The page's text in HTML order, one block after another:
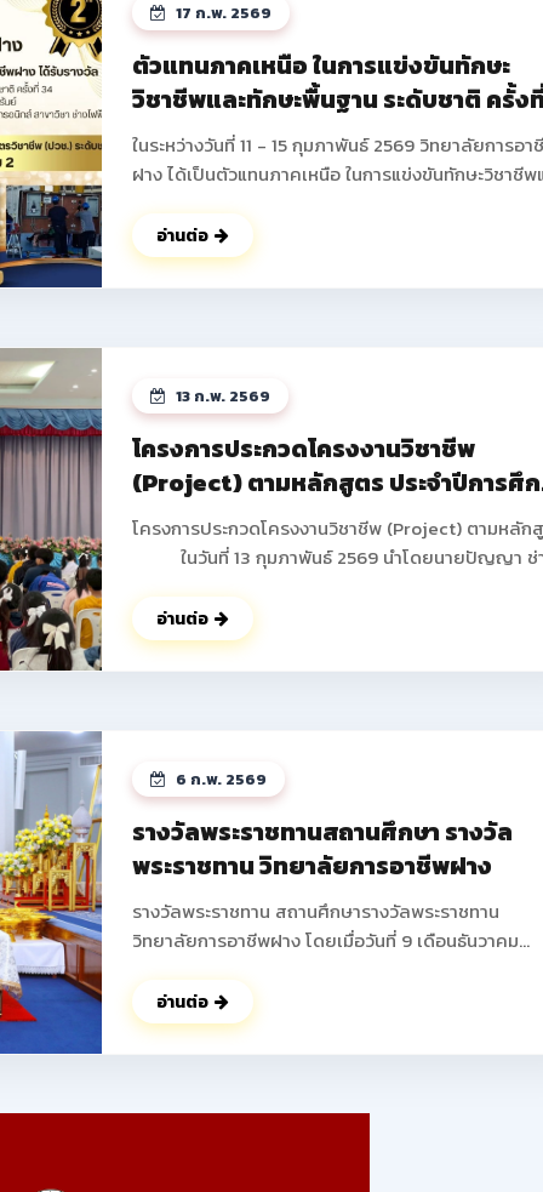
คณะผู้บริหารยังได้ร่วมบันทึกภาพกับนักเรียน นักศึกษา
ผู้ปกครองเป็นที่ระลึก ดูรูปกิจกรรมเพิ่ม
เติม >> https://drive.google.com/drive/folders/
usp=drive_link ดูรูปกิจกรรมเพิ่มเติม
>> https://photos.app.goo.gl/
17 ก.พ. 2569
ตัวแทนภาคเหนือ ในการแข่งขันทักษะ
วิชาชีพและทักษะพื้นฐาน ระดับชาติ ครั้ง
34 ประจำปีการศึกษา 2568
ในระหว่างวันที่ 11 - 15 กุมภาพันธ์ 2569 วิทยาลัยการอา
ฝาง ได้เป็นตัวแทนภาคเหนือ ในการแข่งขันทักษะวิชาชีพ
ณ จังหวัดบุรีรัมย์ โดยได้รับรางวัลกลับมาสู่รั้ววิทยาลัย
อาชีพฝาง ดังนี้ 1.ทักษะการติดตั้งไฟฟ้าและควบคุมไฟฟ้า
ระดับประกาศนียบัตรวิชาชีพ (ปวช.) ระดับชาติ ได้รับรางวัล
นายอดิศร ฐิติธรรมรัตน์ 2.ทักษะงานฝึกฝีมือเชิงสร้างสรรค์
ระดับประกาศนียบัตรวิชาชีพ (ปวช.) ระดับชาติ ได้รับรางวัล
รองชนะเลิศ อันดับ 3 มาตรฐานระดับเหรียญทองแดง นาย
ปอนด์ ปากน้อย นักเรียน ชั้น ปวช.1 สาขาวิชาช่างยนต์ ครูผู้
ควบคุม นายสงกรานต์ คำดา ดูรูปภาพเพิมเติม
>> https://www.facebook.com/share/p/
อ่านต่อ
13 ก.พ. 2569
โครงการประกวดโครงงานวิชาชีพ
(Project) ตามหลักสูตร ประจำปีการศึ
2568
โครงการประกวดโครงงานวิชาชีพ (Project) ตามหลัก
ในวันที่ 13 กุมภาพันธ์ 2569 นำโดยนายปัญญา ช่
บริหาร คณะครูทุกท่านได้ดำเนินการจัดกิจกรรมโครงกา
ประกวดโครงงานวิชาชีพ (Project) ตามหลักสูตร ภาค
เรียนที่ 2 ประจำปีการศึกษา 2568 เพื่อให้นักเรียน นักศึ
ถึงการสร้างรายได้ระหว่างเรียน เตรียมความพร้อมสู่อ
จริง ส่งเสริมให้นักเรียน นักศึกษาสามารถสร้างผลิตภั
หรือบริการที่จำหน่ายได้จริง ช่วยลดภาระครอบครัว พั
ทักษะการนำเสนอและฝึกการนำเสนอผลงานสู่สาธารณ
ดูรูปภาพเพิ่มเติม ->>
: https://www.facebook.com/photo?
อ่านต่อ
6 ก.พ. 2569
รางวัลพระราชทานสถานศึกษา รางวัล
พระราชทาน วิทยาลัยการอาชีพฝาง
รางวัลพระราชทาน สถานศึกษารางวัลพระราชทาน
วิทยาลัยการอาชีพฝาง โดยเมื่อวันที่ 9 เดือนธันวาคม
การวิทยาลัยการอาชีพฝาง ผู้แทนสถานศึกษา เข้ารับ
พระราชทานรางวัล จากพลเอก ดาว์พงษ์ รัตนสุวรรณ
องคมนตรี ผู้แทนพระองค์ ณ สาลาดุสิดาลัย สวนจิตรล
จากคณะผู้บริหาร คณะครู บุคลากรทางการศึกษา ผู้
อ่านต่อ